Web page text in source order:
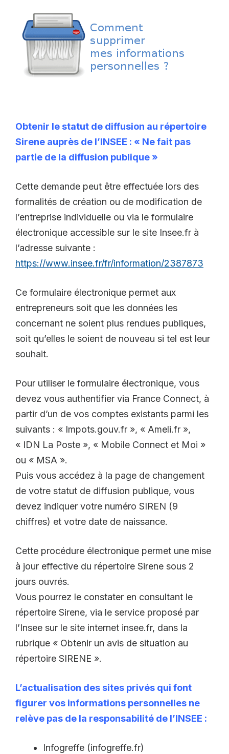
Obtenir le statut de diffusion au répertoire
Sirene auprès de l’INSEE : « Ne fait pas
partie de la diffusion publique »
Cette demande peut être effectuée lors des
formalités de création ou de modification de
l’entreprise individuelle ou via le formulaire
électronique accessible sur le site Insee.fr à
l’adresse suivante :
https://www.insee.fr/fr/information/2387873
Ce formulaire électronique permet aux
entrepreneurs soit que les données les
concernant ne soient plus rendues publiques,
soit qu’elles le soient de nouveau si tel est leur
souhait.
Pour utiliser le formulaire électronique, vous
devez vous authentifier via France Connect, à
partir d’un de vos comptes existants parmi les
suivants : « Impots.gouv.fr », « Ameli.fr »,
« IDN La Poste », « Mobile Connect et Moi »
ou « MSA ».
Puis vous accédez à la page de changement
de votre statut de diffusion publique, vous
devez indiquer votre numéro SIREN (9
chiffres) et votre date de naissance.
Cette procédure électronique permet une mise
à jour effective du répertoire Sirene sous 2
jours ouvrés.
Vous pourrez le constater en consultant le
répertoire Sirene, via le service proposé par
l’Insee sur le site internet insee.fr, dans la
rubrique « Obtenir un avis de situation au
répertoire SIRENE ».
L’actualisation des sites privés qui font
figurer vos informations personnelles ne
relève pas de la responsabilité de l’INSEE :
Infogreffe (infogreffe.fr)